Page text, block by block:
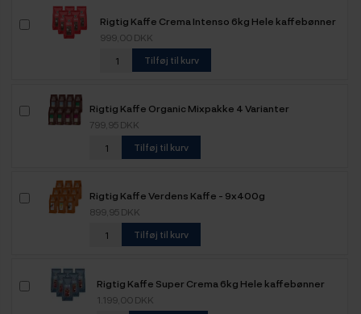
Rigtig Kaffe Crema Intenso 6kg Hele kaffebønner
999,00 DKK
Tilføj til kurv
Rigtig Kaffe Organic Mixpakke 4 Varianter
799,95 DKK
Tilføj til kurv
Rigtig Kaffe Verdens Kaffe - 9x400g
899,95 DKK
Tilføj til kurv
Rigtig Kaffe Super Crema 6kg Hele kaffebønner
1.199,00 DKK